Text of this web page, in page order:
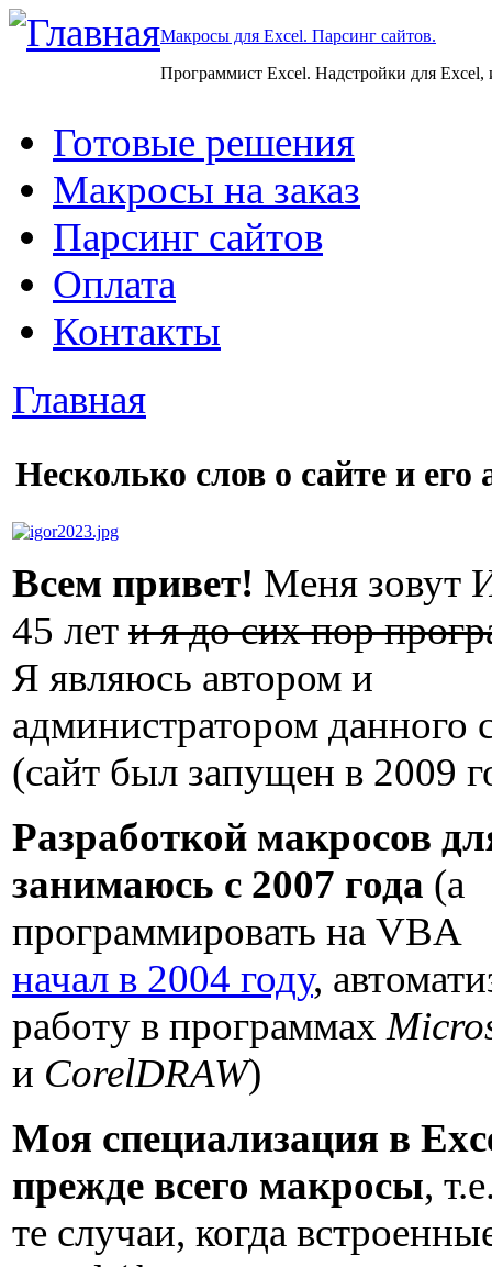
Макросы для Excel. Парсинг сайтов.
Программист Excel. Надстройки для Excel,
Готовые решения
Макросы на заказ
Парсинг сайтов
Оплата
Контакты
Главная
Несколько слов о сайте и его
Всем привет! Меня зовут
45 лет и я до сих пор
Я являюсь автором и
администратором данного
(сайт был запущен в 2009
Разработкой макросов
занимаюсь с 2007 года (а
программировать на VBA
начал в 2004 году,
работу в программах
и CorelDRAW)
Моя специализация в
прежде всего макросы,
те случаи, когда